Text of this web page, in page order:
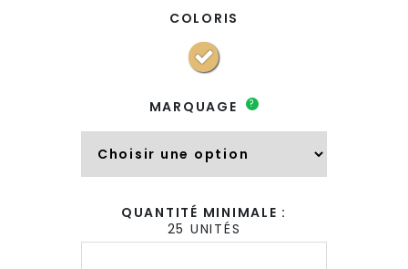
COLORIS
MARQUAGE ?
QUANTITÉ MINIMALE :
25 UNITÉS
quantité